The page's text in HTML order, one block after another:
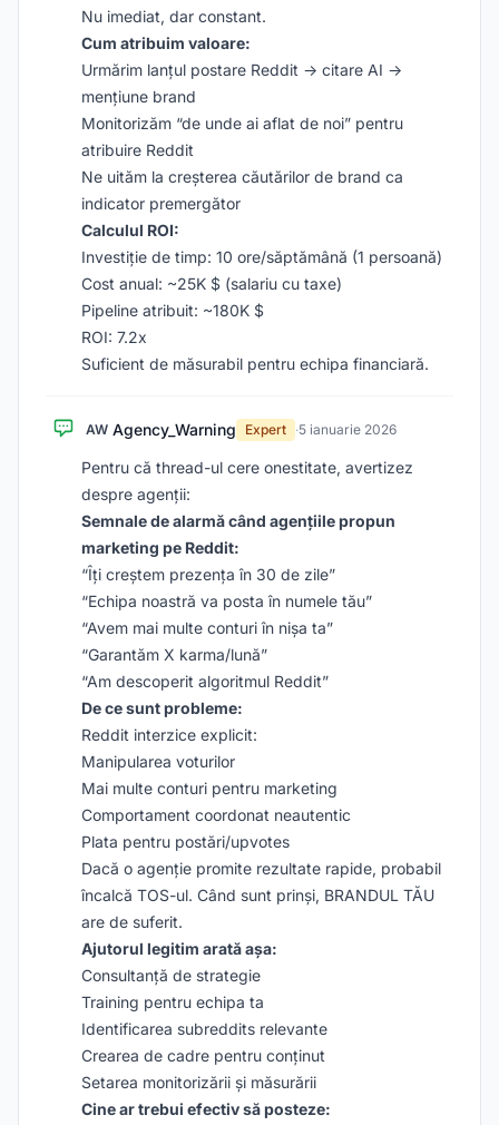
Nu imediat, dar constant.
Cum atribuim valoare:
Urmărim lanțul postare Reddit → citare AI →
mențiune brand
Monitorizăm “de unde ai aflat de noi” pentru
atribuire Reddit
Ne uităm la creșterea căutărilor de brand ca
indicator premergător
Calculul ROI:
Investiție de timp: 10 ore/săptămână (1 persoană)
Cost anual: ~25K $ (salariu cu taxe)
Pipeline atribuit: ~180K $
ROI: 7.2x
Suficient de măsurabil pentru echipa financiară.
AW Agency_Warning Expert ·5 ianuarie 2026
Pentru că thread-ul cere onestitate, avertizez
despre agenții:
Semnale de alarmă când agențiile propun
marketing pe Reddit:
“Îți creștem prezența în 30 de zile”
“Echipa noastră va posta în numele tău”
“Avem mai multe conturi în nișa ta”
“Garantăm X karma/lună”
“Am descoperit algoritmul Reddit”
De ce sunt probleme:
Reddit interzice explicit:
Manipularea voturilor
Mai multe conturi pentru marketing
Comportament coordonat neautentic
Plata pentru postări/upvotes
Dacă o agenție promite rezultate rapide, probabil
încalcă TOS-ul. Când sunt prinși, BRANDUL TĂU
are de suferit.
Ajutorul legitim arată așa:
Consultanță de strategie
Training pentru echipa ta
Identificarea subreddits relevante
Crearea de cadre pentru conținut
Setarea monitorizării și măsurării
Cine ar trebui efectiv să posteze: